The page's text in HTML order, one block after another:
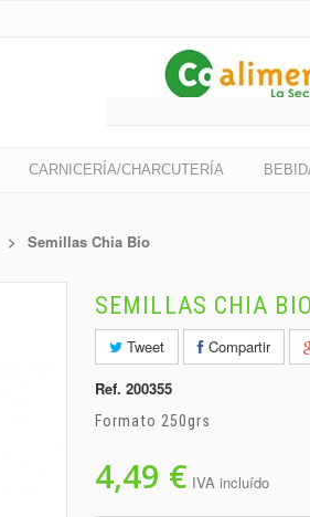
CARNICERÍA/CHARCUTERÍA
> Semillas Chia Bio
SEMILLAS CHIA BIO
Tweet Compartir
Ref. 200355
Formato 250grs
4,49 € IVA incluído